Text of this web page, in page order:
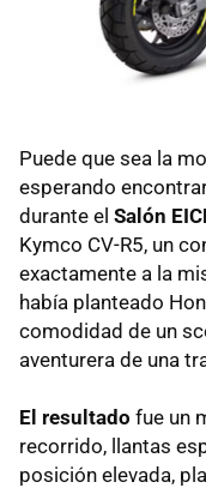
Puede que sea la
esperando
durante el Salón
Kymco CV-R5, un
exactamente a la
había planteado
comodidad de un
aventurera de una
El resultado fue un
recorrido, llantas
posición elevada,